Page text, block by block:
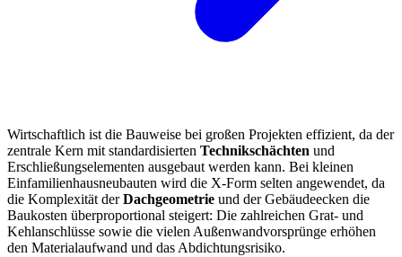
Wirtschaftlich ist die Bauweise bei großen Projekten effizient, da der
zentrale Kern mit standardisierten Technikschächten und
Erschließungselementen ausgebaut werden kann. Bei kleinen
Einfamilienhausneubauten wird die X-Form selten angewendet, da
die Komplexität derDachgeometrie und der Gebäudeecken die
Baukosten überproportional steigert: Die zahlreichen Grat- und
Kehlanschlüsse sowie die vielen Außenwandvorsprünge erhöhen
den Materialaufwand und das Abdichtungsrisiko.